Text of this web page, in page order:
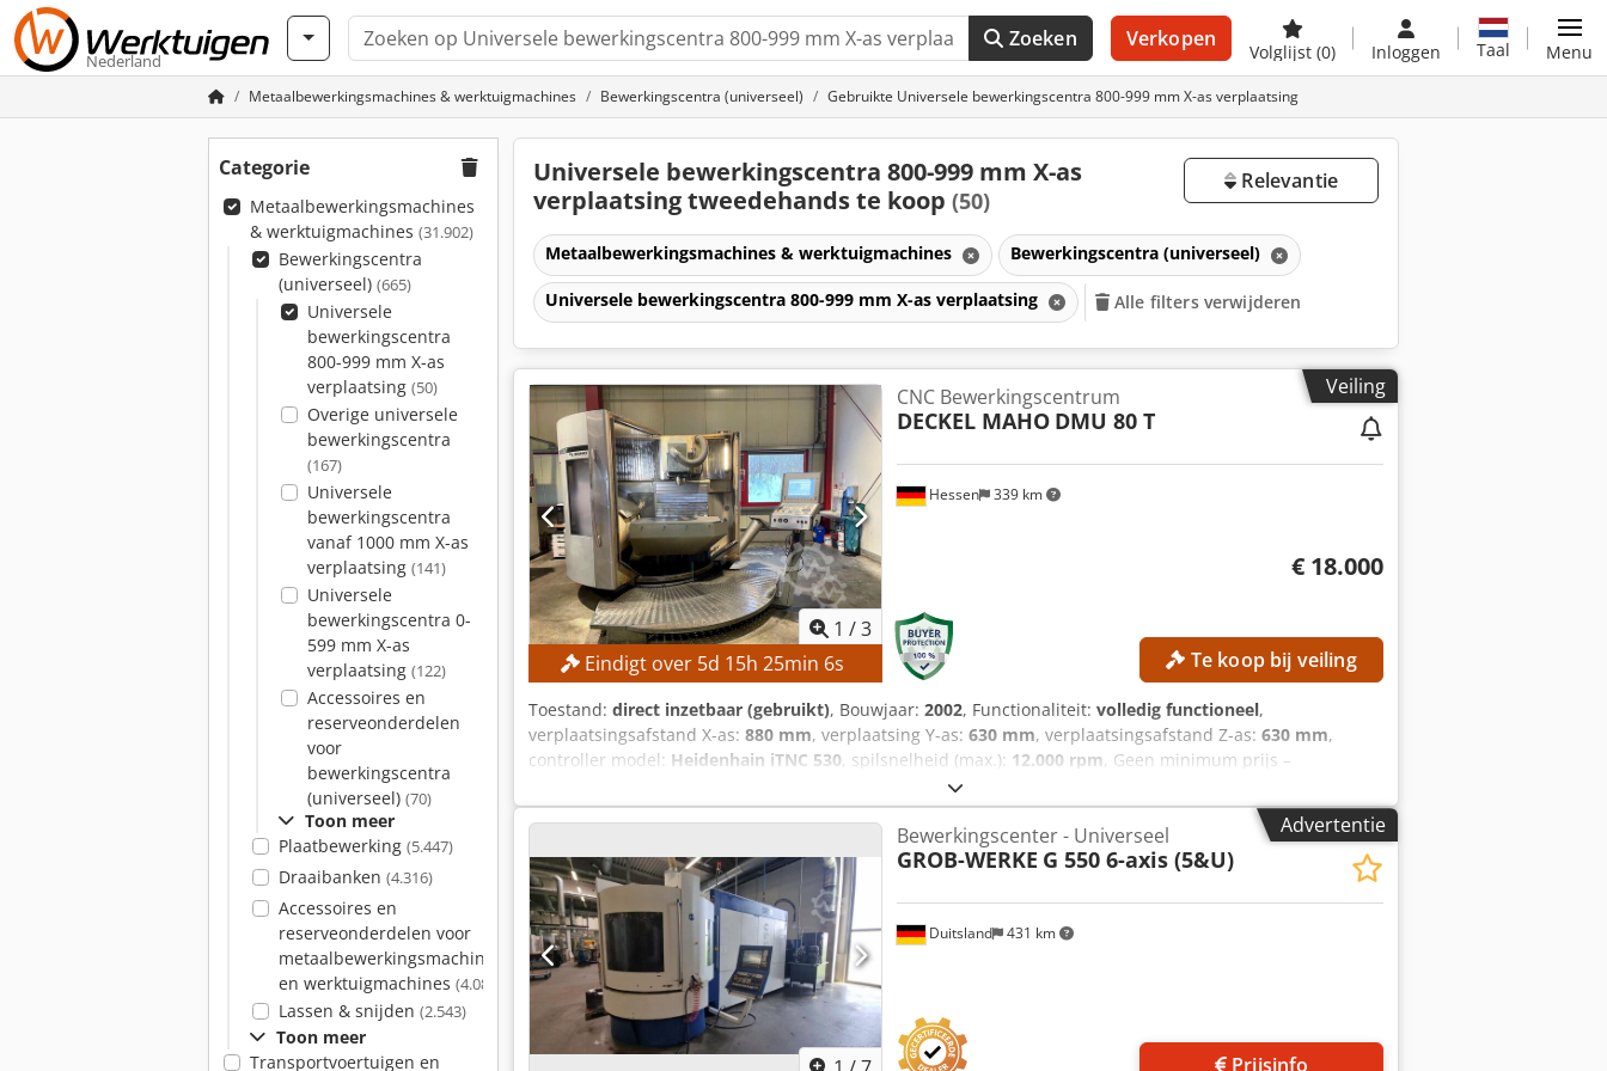
Nederland
Zoeken Verkopen
Volglijst (0) Inloggen Taal Menu
Metaalbewerkingsmachines & werktuigmachines Bewerkingscentra (universeel) Gebruikte Universele bewerkingscentra 800-999 mm X-as verplaatsing
Categorie
Metaalbewerkingsmachines
& werktuigmachines (31.902)
Bewerkingscentra
(universeel) (665)
Universele
bewerkingscentra
800-999 mm X-as
verplaatsing (50)
Overige universele
bewerkingscentra
(167)
Universele
bewerkingscentra
vanaf 1000 mm X-as
verplaatsing (141)
Universele
bewerkingscentra 0-
599 mm X-as
verplaatsing (122)
Accessoires en
reserveonderdelen
voor
bewerkingscentra
(universeel) (70)
Toon meer
Plaatbewerking (5.447)
Draaibanken (4.316)
Accessoires en
reserveonderdelen voor
metaalbewerkingsmachines
en werktuigmachines (4.080)
Lassen & snijden (2.543)
Toon meer
Transportvoertuigen en
Universele bewerkingscentra 800-999 mm X-as
verplaatsing tweedehands te koop (50)
Relevantie
Metaalbewerkingsmachines & werktuigmachines Bewerkingscentra (universeel)
Universele bewerkingscentra 800-999 mm X-as verplaatsing Alle filters verwijderen
Veiling
1 /3
Eindigt over 5d 15h25min 4s
Hessen 339 km
CNC Bewerkingscentrum
DECKEL MAHO DMU 80 T
€ 18.000
Te koop bij veiling
Toestand: direct inzetbaar (gebruikt), Bouwjaar: 2002, Functionaliteit: volledig functioneel,
verplaatsingsafstand X-as: 880 mm, verplaatsing Y-as: 630 mm, verplaatsingsafstand Z-as: 630 mm,
controller model: Heidenhain iTNC 530, spilsnelheid (max.): 12.000 rpm, Geen minimum prijs –
gegarandeerde verkoop tegen het hoogste bod! De spindel is op 14-11-2018 vervangen. TECHNISCHE
GEGEVENS Verplaatsing X-as: 880 mm Verplaatsing Y-as: 630 mm Verplaatsing Z-as: 630 mm
Spindelsnelheid: 12.000 tpm Bestuurde B-as: -15° tot +90° Gereedschapshouder: SK 40 Aantal posities
gereedschapsmagazijn: 32 MACHINEGEGEVENS Besturing: Heidenhain iTNC 530 Spindeluren: 50.033 uur
UITRUSTING Koelvloeistofvoorziening Codpfjzpw Iujx Abljha
Advertentie
Duitsland 431 km
Bewerkingscenter - Universeel
GROB-WERKE G 550 6-axis (5&U)
Prijsinfo